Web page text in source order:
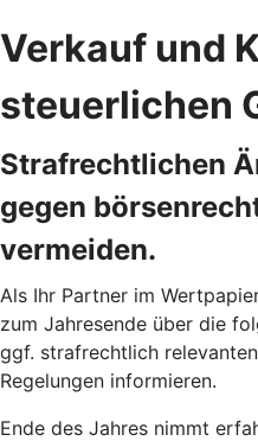
Verkauf und
steuerlichen
Strafrechtlichen
gegen
vermeiden.
Als Ihr Partner im
zum Jahresende über die
ggf. strafrechtlich
Regelungen informieren.
Ende des Jahres nimmt